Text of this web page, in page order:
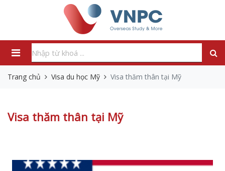
Trang chủ Visa du học Mỹ Visa thăm thân tại Mỹ
Visa thăm thân tại Mỹ